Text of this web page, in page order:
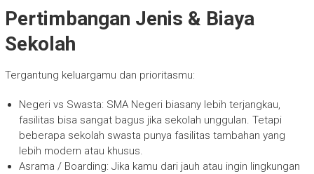
Pertimbangan Jenis & Biaya
Sekolah
Tergantung keluargamu dan prioritasmu:
Negeri vs Swasta: SMA Negeri biasany lebih terjangkau,
fasilitas bisa sangat bagus jika sekolah unggulan. Tetapi
beberapa sekolah swasta punya fasilitas tambahan yang
lebih modern atau khusus.
Asrama / Boarding: Jika kamu dari jauh atau ingin lingkungan